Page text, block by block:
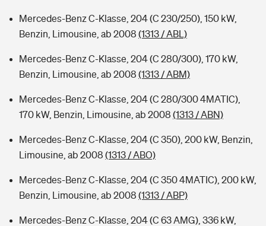
Mercedes-Benz C-Klasse, 204 (C 230/250), 150 kW,
Benzin, Limousine, ab 2008 (1313 / ABL)
Mercedes-Benz C-Klasse, 204 (C 280/300), 170 kW,
Benzin, Limousine, ab 2008 (1313 / ABM)
Mercedes-Benz C-Klasse, 204 (C 280/300 4MATIC),
170 kW, Benzin, Limousine, ab 2008 (1313 / ABN)
Mercedes-Benz C-Klasse, 204 (C 350), 200 kW, Benzin,
Limousine, ab 2008 (1313 / ABO)
Mercedes-Benz C-Klasse, 204 (C 350 4MATIC), 200 kW,
Benzin, Limousine, ab 2008 (1313 / ABP)
Mercedes-Benz C-Klasse, 204 (C 63 AMG), 336 kW,